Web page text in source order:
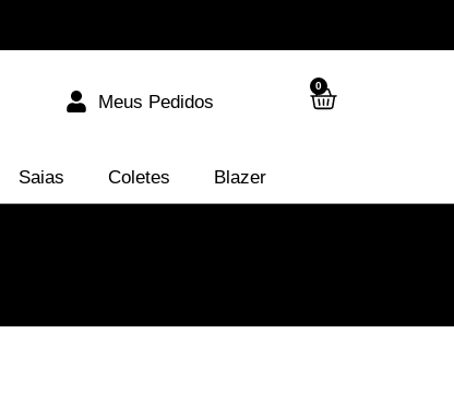
Meus Pedidos
0
Saias Coletes Blazer